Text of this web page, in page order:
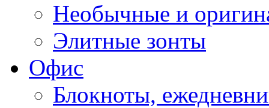
Необычные и
Элитные зонты
Офис
Блокноты,